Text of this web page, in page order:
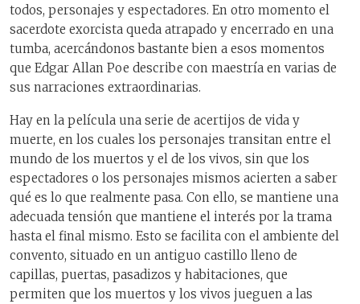
todos, personajes y espectadores. En otro momento el
sacerdote exorcista queda atrapado y encerrado en una
tumba, acercándonos bastante bien a esos momentos
que Edgar Allan Poe describe con maestría en varias de
sus narraciones extraordinarias.
Hay en la película una serie de acertijos de vida y
muerte, en los cuales los personajes transitan entre el
mundo de los muertos y el de los vivos, sin que los
espectadores o los personajes mismos acierten a saber
qué es lo que realmente pasa. Con ello, se mantiene una
adecuada tensión que mantiene el interés por la trama
hasta el final mismo. Esto se facilita con el ambiente del
convento, situado en un antiguo castillo lleno de
capillas, puertas, pasadizos y habitaciones, que
permiten que los muertos y los vivos jueguen a las